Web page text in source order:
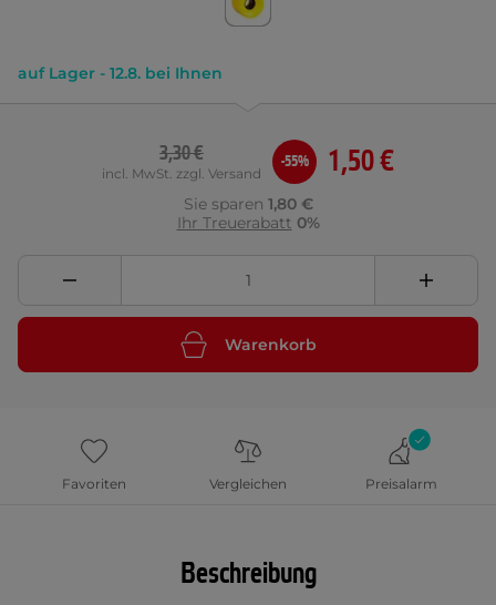
auf Lager - 12.8. bei Ihnen
1,50 €
3,30 €
incl. MwSt. zzgl. Versand
-55%
Sie sparen 1,80 €
Ihr Treuerabatt 0%
Warenkorb
Favoriten Vergleichen Preisalarm
Beschreibung